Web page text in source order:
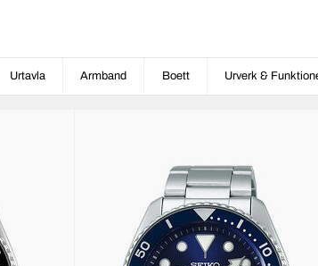
Urtavla Armband Boett Urverk &